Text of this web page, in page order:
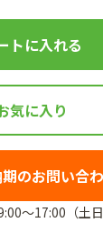
トに入れる
気に入り
のお問い合
～17:00（土日